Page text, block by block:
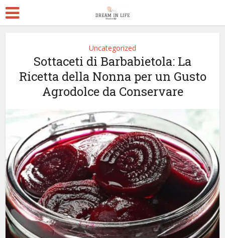
Uncategorized
Sottaceti di Barbabietola: La
Ricetta della Nonna per un Gusto
Agrodolce da Conservare